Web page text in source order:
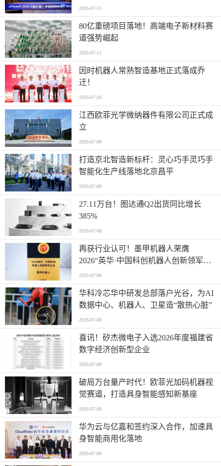
以自主创新实力引领智造新浪潮
2026-07-11
80亿重磅项目落地！高端电子新材料赛
道强势崛起
2026-07-11
因时机器人常熟智造基地正式落成乔
迁！
2026-07-10
江西欧菲光学微纳器件有限公司正式成
立
2026-07-09
打造京北智造新标杆：灵心巧手灵巧手
智能化生产线落地北京昌平
2026-07-09
27.11万台！图达通Q2出货同比增长
385%
2026-07-08
再获行业认可！墨甲机器人荣膺
2026“英华·中国科创机器人创新领军企
业”全产业链智能出海标杆
2026-07-08
华科冷芯华中研发总部落户光谷，为AI
数据中心、机器人、卫星造“散热心脏”
2026-07-08
喜讯！矽杰微电子入选2026年度福建省
数字经济创新型企业
2026-07-08
破局万台量产时代！欧菲光加码机器视
觉赛道，打造具身智能感知新基座
2026-07-08
华为云与亿嘉和签约深入合作，加速具
身智能商用化落地
2026-07-08